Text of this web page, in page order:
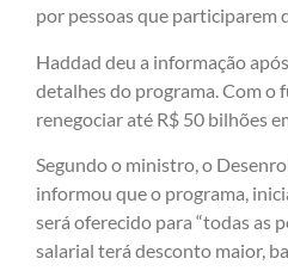
por pessoas que participarem
Haddad deu a informação
detalhes do programa. Com o
renegociar até R$ 50 bilhões
Segundo o ministro, o
informou que o programa,
será oferecido para “todas as
salarial terá desconto maior,